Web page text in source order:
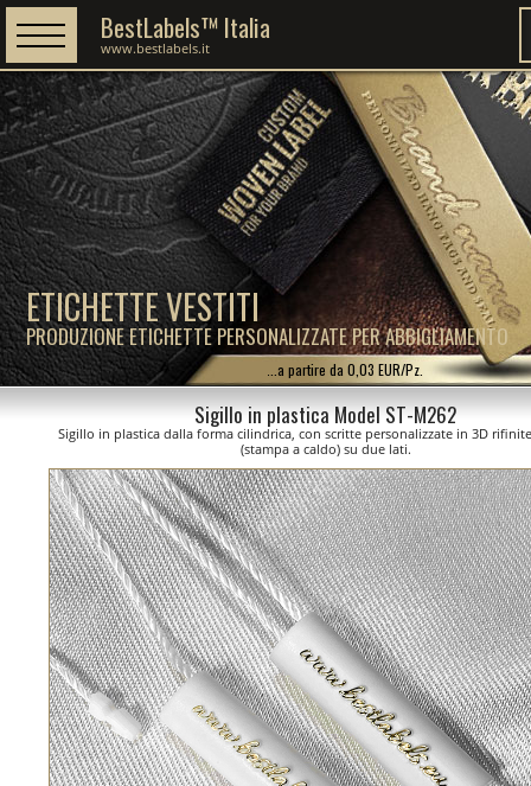
ETICHETTE VESTITI
PRODUZIONE ETICHETTE PERSONALIZZATE PER ABBIGLIAMENTO
BestLabels™ Italia
www.bestlabels.it
...a partire da 0,03 EUR/Pz.
Sigillo in plastica Model ST-M262
Sigillo in plastica dalla forma cilindrica, con scritte personalizzate in 3D
(stampa a caldo) su due lati.